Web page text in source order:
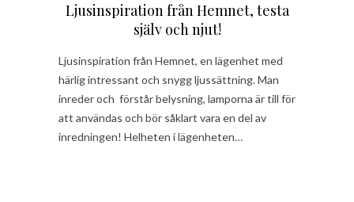
Ljusinspiration från Hemnet, testa
själv och njut!
Ljusinspiration från Hemnet, en lägenhet med
härlig intressant och snygg ljussättning. Man
inreder och förstår belysning, lamporna är till för
att användas och bör såklart vara en del av
inredningen! Helheten i lägenheten…